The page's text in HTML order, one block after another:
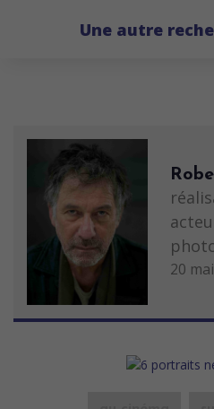
Une autre
20